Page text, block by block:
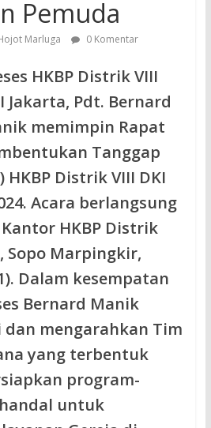
Pemuda
Marluga 0 Komentar
HKBP Distrik VIII
Jakarta, Pdt. Bernard
memimpin Rapat
Tanggap
HKBP Distrik VIII DKI
Acara berlangsung
HKBP Distrik
Sopo Marpingkir,
Dalam kesempatan
Bernard Manik
mengarahkan Tim
yang terbentuk
program-
untuk